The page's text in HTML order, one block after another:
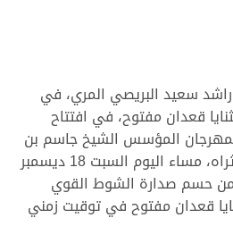
سعيد البريصي المري، في
قعدان مفتوح، في افتتاح
لمهرجان المؤسس الشيخ جاسم بن
محمد بن ثاني، طيب الله ثراه، مساء اليوم السبت 18 ديسمبر
من حسم صدارة الشوط القوي
قعدان مفتوح في توقيت زمني